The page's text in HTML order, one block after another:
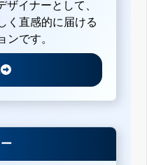
イナーとして、
く直感的に届ける
ンです。